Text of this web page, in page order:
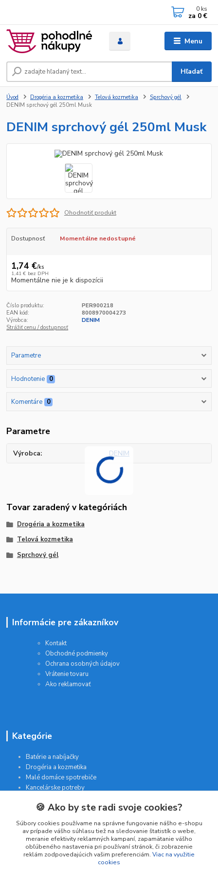
Menu
Hľadať
0 ks
za 0 €
Úvod Drogéria a kozmetika Telová kozmetika
Sprchový gél
DENIM sprchový gél 250ml Musk
DENIM sprchový gél 250ml Musk
Ohodnotiť produkt
Dostupnosť Momentálne nedostupné
1,74 €/ks
1,41 € bez DPH
Momentálne nie je k dispozícii
Číslo produktu:
PER900218
EAN kód:
8008970004273
Výrobca:
DENIM
Strážiť cenu / dostupnosť
Parametre
Hodnotenie 0
Komentáre 0
Parametre
Výrobca DENIM
Tovar zaradený v kategóriách
Drogéria a kozmetika
Telová kozmetika
Sprchový gél
Informácie pre zákazníkov
Kontakt
Obchodné podmienky
Ochrana osobných údajov
Vrátenie tovaru
Ako reklamovať
Kategórie
Batérie a nabíjačky
Drogéria a kozmetika
Malé domáce spotrebiče
Kancelárske potreby
Kontakt
INTERGAM s.r.o
Jelšová 5
🍪 Ako by ste radi svoje cookies?
Súbory cookies používame na správne fungovanie nášho e-shopu
av prípade vášho súhlasu tiež na sledovanie štatistík o webe,
meranie efektivity reklamných kampaní, zapamätanie vášho
obľúbeného nastavenia pri používaní stránok, či zobrazenie
reklám zodpovedajúcich vašim preferenciám. Viac na využitie
cookies